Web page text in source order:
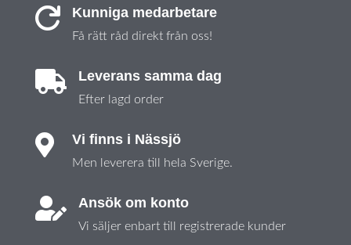
 Kunniga medarbetare
Få rätt råd direkt från oss!
 Leverans samma dag
Efter lagd order
 Vi finns i Nässjö
Men leverera till hela Sverige.
 Ansök om konto
Vi säljer enbart till registrerade kunder